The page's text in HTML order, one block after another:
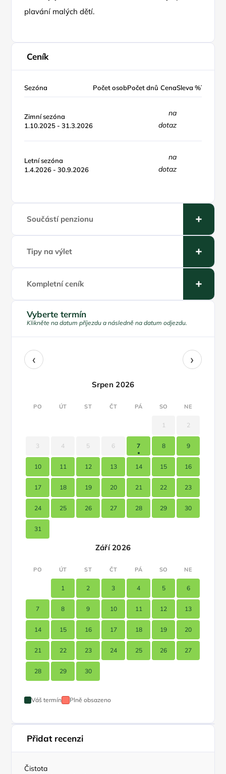
plavání malých dětí.
Ceník
Sezóna Počet osobPočet dnů CenaSleva %Typ
Zimní sezóna
1.10.2025 - 31.3.2026
na
dotaz
Letní sezóna
1.4.2026 - 30.9.2026
na
dotaz
Součástí penzionu
Tipy na výlet
Kompletní ceník
Vyberte termín
Klikněte na datum příjezdu a následně na datum odjezdu.
‹ ›
Srpen 2026
PO ÚT ST ČT PÁ SO NE
1 2
3 4 5 6 7 8 9
10 11 12 13 14 15 16
17 18 19 20 21 22 23
24 25 26 27 28 29 30
31
Září 2026
PO ÚT ST ČT PÁ SO NE
1 2 3 4 5 6
7 8 9 10 11 12 13
14 15 16 17 18 19 20
21 22 23 24 25 26 27
28 29 30
Váš termín Plně obsazeno
Přidat recenzi
Čistota